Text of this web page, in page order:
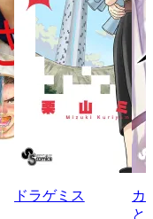
ドラゲミス
カ
と